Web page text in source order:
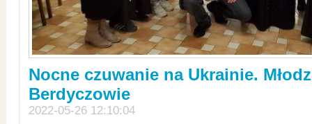
Nocne czuwanie na Ukrainie.
Berdyczowie
2022-05-26 12:10:04